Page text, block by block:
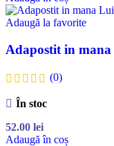
Adaugă la favorite
Adapostit in
(0)
În stoc
52.00 lei
Adaugă în coș